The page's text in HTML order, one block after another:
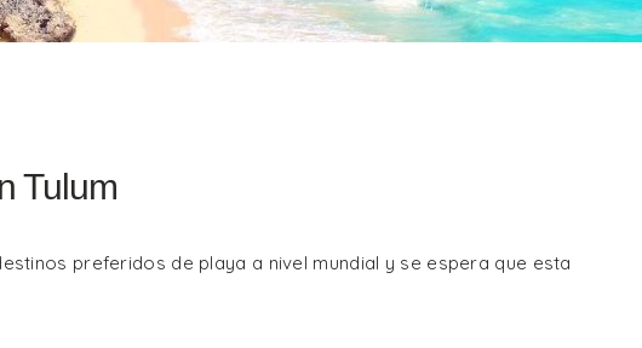
Tulum
preferidos de playa a nivel mundial y se espera que esta